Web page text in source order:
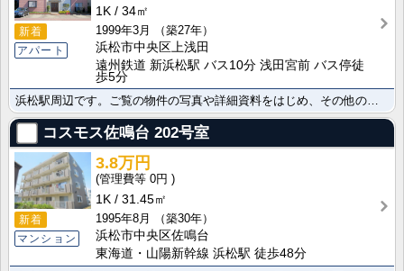
新着
アパート
1K
34㎡
1999年3月
（築27年）
浜松市中央区上浅田
遠州鉄道 新浜松駅 バス10分 浅田宮前 バス停徒
歩5分
コスモス佐鳴台 202号室
新着
マンション
3.8万円
0円
1K
31.45㎡
1995年8月
（築30年）
浜松市中央区佐鳴台
東海道・山陽新幹線 浜松駅 徒歩48分